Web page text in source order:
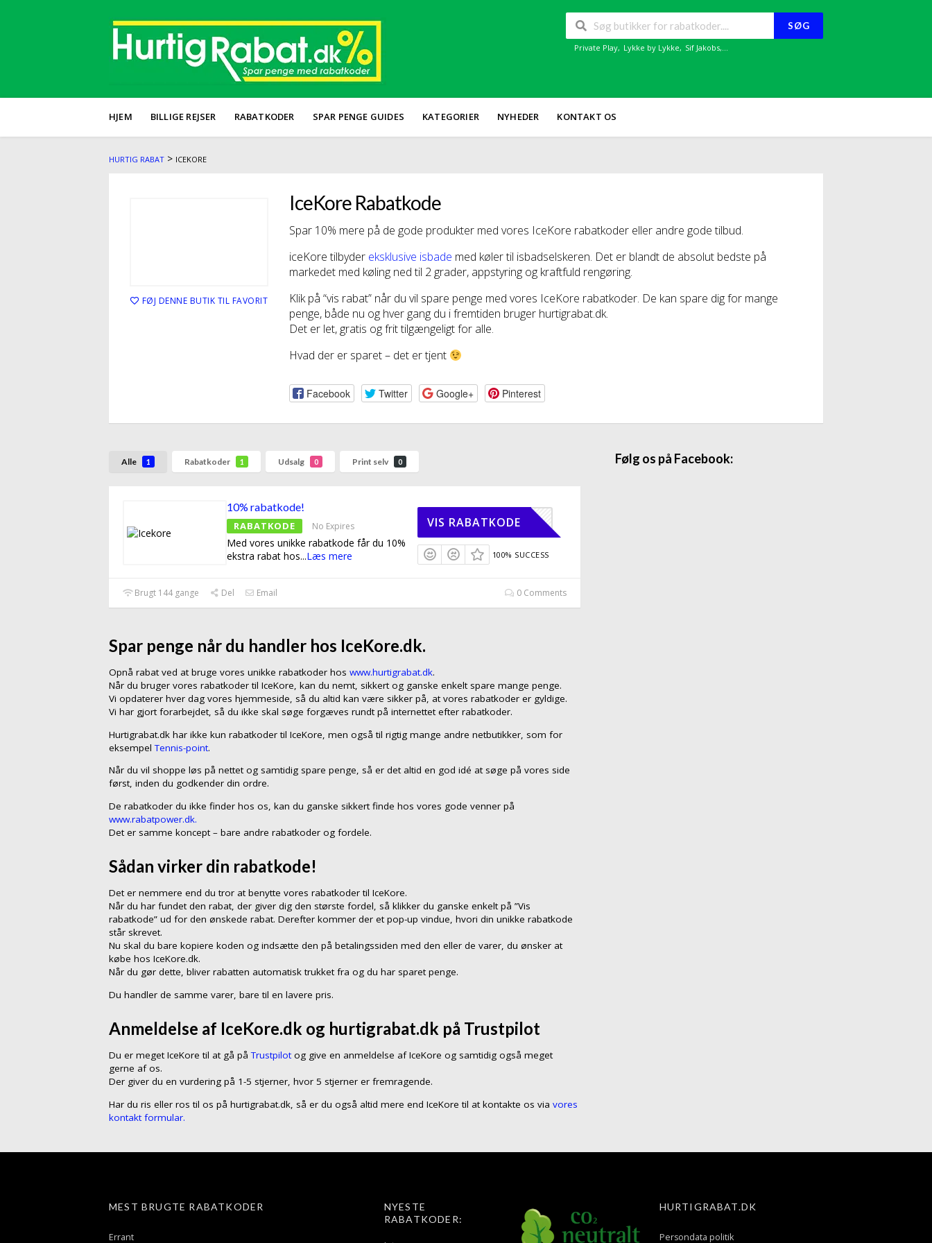
SØG
Private Play, Lykke by Lykke, Sif Jakobs,...
HJEM BILLIGE REJSER RABATKODER SPAR PENGE GUIDES KATEGORIER NYHEDER KONTAKT OS
HURTIG RABAT > ICEKORE
FØJ DENNE BUTIK TIL FAVORIT
IceKore Rabatkode
Spar 10% mere på de gode produkter med vores IceKore rabatkoder eller andre gode tilbud.
iceKore tilbyder eksklusive isbade med køler til isbadselskeren. Det er blandt de absolut bedste på
markedet med køling ned til 2 grader, appstyring og kraftfuld rengøring.
Klik på “vis rabat” når du vil spare penge med vores IceKore rabatkoder. De kan spare dig for mange
penge, både nu og hver gang du i fremtiden bruger hurtigrabat.dk.
Det er let, gratis og frit tilgængeligt for alle.
Hvad der er sparet – det er tjent
Facebook Twitter Google+ Pinterest
Alle 1 Rabatkoder 1 Udsalg 0 Print selv 0
10% rabatkode!
RABATKODE No Expires
Med vores unikke rabatkode får du 10%
ekstra rabat hos...Læs mere
CEKORE10
VIS RABATKODE
100% SUCCESS
Brugt 144 gange Del Email 0 Comments
Spar penge når du handler hos IceKore.dk.
Opnå rabat ved at bruge vores unikke rabatkoder hos www.hurtigrabat.dk.
Når du bruger vores rabatkoder til IceKore, kan du nemt, sikkert og ganske enkelt spare mange penge.
Vi opdaterer hver dag vores hjemmeside, så du altid kan være sikker på, at vores rabatkoder er gyldige.
Vi har gjort forarbejdet, så du ikke skal søge forgæves rundt på internettet efter rabatkoder.
Hurtigrabat.dk har ikke kun rabatkoder til IceKore, men også til rigtig mange andre netbutikker, som for
eksempelTennis-point.
Når du vil shoppe løs på nettet og samtidig spare penge, så er det altid en god idé at søge på vores side
først, inden du godkender din ordre.
De rabatkoder du ikke finder hos os, kan du ganske sikkert finde hos vores gode venner på
www.rabatpower.dk.
Det er samme koncept – bare andre rabatkoder og fordele.
Sådan virker din rabatkode!
Det er nemmere end du tror at benytte vores rabatkoder til IceKore.
Når du har fundet den rabat, der giver dig den største fordel, så klikker du ganske enkelt på ”Vis
rabatkode” ud for den ønskede rabat. Derefter kommer der et pop-up vindue, hvori din unikke rabatkode
står skrevet.
Nu skal du bare kopiere koden og indsætte den på betalingssiden med den eller de varer, du ønsker at
købe hos IceKore.dk.
Når du gør dette, bliver rabatten automatisk trukket fra og du har sparet penge.
Du handler de samme varer, bare til en lavere pris.
Anmeldelse af IceKore.dk og hurtigrabat.dk på Trustpilot
Du er meget IceKore til at gå påTrustpilotog give en anmeldelse af IceKore og samtidig også meget
gerne af os.
Der giver du en vurdering på 1-5 stjerner, hvor 5 stjerner er fremragende.
Har du ris eller ros til os på hurtigrabat.dk, så er du også altid mere end IceKore til at kontakte os via vores
kontakt formular.
Følg os på Facebook:
MEST BRUGTE RABATKODER
Errant
NYESTE
RABATKODER:
HURTIGRABAT.DK
Persondata politik